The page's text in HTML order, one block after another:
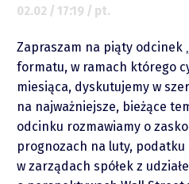
O mnie
Zastrzeżenie
Współpraca
02.02 / 17:19 / pt.
Zapraszam na piąty odcinek
formatu, w ramach którego
miesiąca, dyskutujemy w
na najważniejsze, bieżące
odcinku rozmawiamy o
prognozach na luty, podatku
w zarządach spółek z